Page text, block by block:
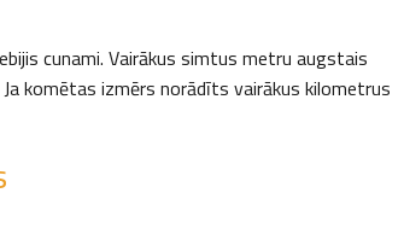
cunami. Vairākus simtus metru augstais
komētas izmērs norādīts vairākus kilometrus